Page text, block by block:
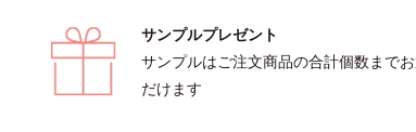
サンプルプレゼント
サンプルはご注文商品の合計個数まで
だけます